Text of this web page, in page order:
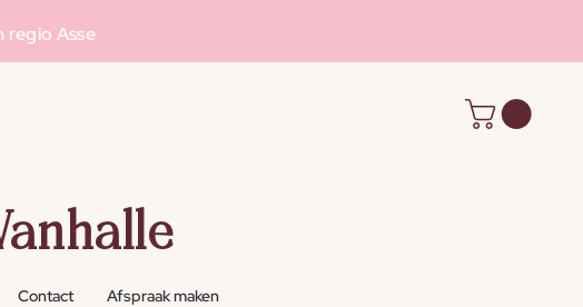
regio Asse
Contact Afspraak maken